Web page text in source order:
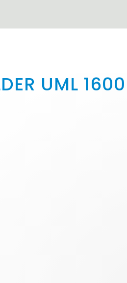
UML 1600